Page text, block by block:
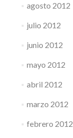
agosto 2012
julio 2012
junio 2012
mayo 2012
abril 2012
marzo 2012
febrero 2012